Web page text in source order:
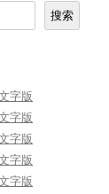
搜索
字版
字版
字版
字版
字版